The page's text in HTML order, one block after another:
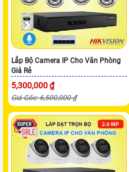
Lắp Bộ Camera IP Cho Văn Phòng
Giá Rẻ
5,300,000 ₫
Giá Gốc: 6,500,000 ₫